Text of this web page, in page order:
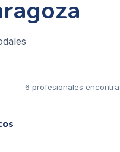
6 profesionales